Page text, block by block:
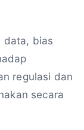
data, bias
regulasi dan
secara